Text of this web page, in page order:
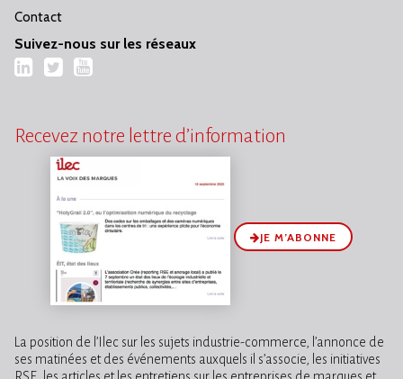
Contact
Suivez-nous sur les réseaux
LinkedIn
TwitterYouTube
Recevez notre lettre d’information
JE M’ABONNE
La position de l’Ilec sur les sujets industrie-commerce, l’annonce de
ses matinées et des événements auxquels il s’associe, les initiatives
RSE, les articles et les entretiens sur les entreprises de marques et